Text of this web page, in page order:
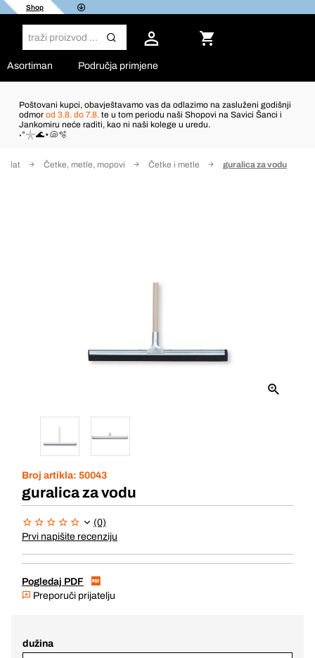
Shop
Asortiman Područja primjene
Poštovani kupci, obavještavamo vas da odlazimo na zasluženi godišnji
odmor od 3.8. do 7.8. te u tom periodu naši Shopovi na Savici Šanci i
Jankomiru neće raditi, kao ni naši kolege u uredu.
˖°𓇼🌊⋆🐚🫧
alat Četke, metle, mopovi Četke i metle guralica za vodu
Broj artikla: 50043
guralica za vodu
(0)
Prvi napišite recenziju
Pogledaj PDF
Preporuči prijatelju
dužina